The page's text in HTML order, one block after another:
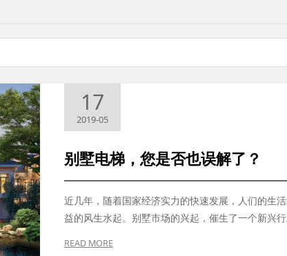
17
2019-05
别墅电梯，您是否也误解了？
近几年，随着国家经济实力的快速发展，人们的生
益的风生水起。别墅市场的兴起，催生了一个新兴
READ MORE